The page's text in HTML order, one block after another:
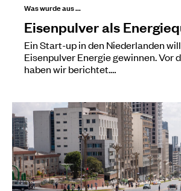
Was wurde aus ...
Eisenpulver als
Ein Start-up in den Niederlanden
Eisenpulver Energie gewinnen. Vor
haben wir berichtet.…